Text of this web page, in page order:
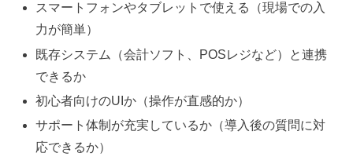
スマートフォンやタブレットで使える（現場での入
力が簡単）
既存システム（会計ソフト、POSレジなど）と連携
できるか
初心者向けのUIか（操作が直感的か）
サポート体制が充実しているか（導入後の質問に対
応できるか）